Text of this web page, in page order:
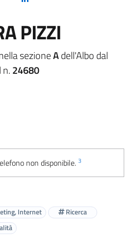
PIZZI
sezioneAdell'Albo dal
24680
non disponibile. 3
Internet
Ricerca